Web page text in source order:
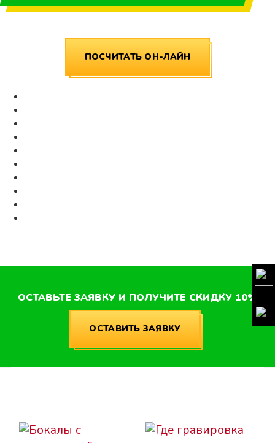
ПОСЧИТАТЬ ОН-ЛАЙН
ОСТАВЬТЕ ЗАЯВКУ И ПОЛУЧИТЕ СКИДКУ 10%
ОСТАВИТЬ ЗАЯВКУ